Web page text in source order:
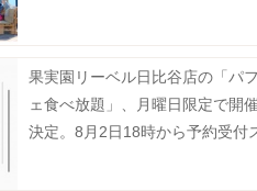
果実園リーベル日比谷店の「パフ
ェ食べ放題」、月曜日限定で開催
決定。8月2日18時から予約受付